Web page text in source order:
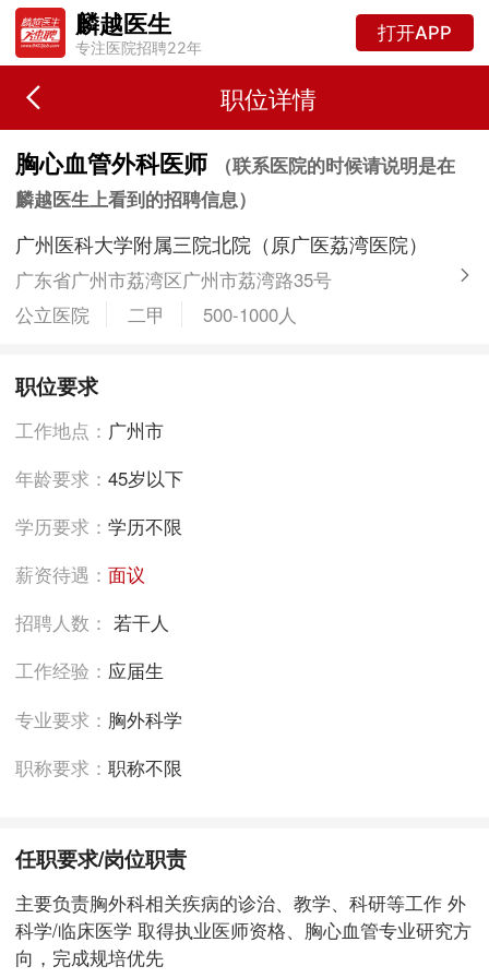
麟越医生
专注医院招聘22年
打开APP
职位详情
胸心血管外科医师
（联系医院的时候请说明是在
麟越医生上看到的招聘信息）
广州医科大学附属三院北院（原广医荔湾医院）
广东省广州市荔湾区广州市荔湾路35号
公立医院
二甲 500-1000人
职位要求
工作地点： 广州市
年龄要求：45岁以下
学历要求：学历不限
薪资待遇：面议
招聘人数：若干人
工作经验： 应届生
专业要求： 胸外科学
职称要求：职称不限
任职要求/岗位职责
主要负责胸外科相关疾病的诊治、教学、科研等工作 外
科学/临床医学 取得执业医师资格、胸心血管专业研究方
向，完成规培优先